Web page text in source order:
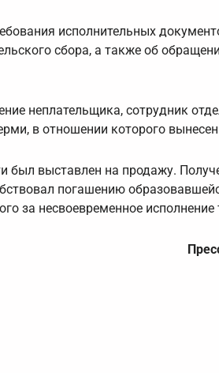
исполнительных
сбора, а также об
неплательщика, сотрудник
в отношении которого
был выставлен на продажу.
погашению
за несвоевременное